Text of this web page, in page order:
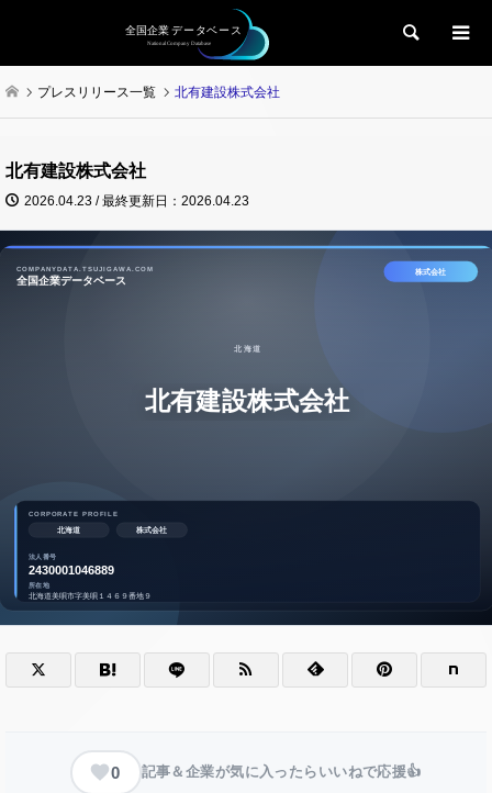
検索
プレスリリース一覧 北有建設株式会社
北有建設株式会社
2026.04.23 / 最終更新日：2026.04.23
0 記事＆企業が気に入ったらいいねで応援👍